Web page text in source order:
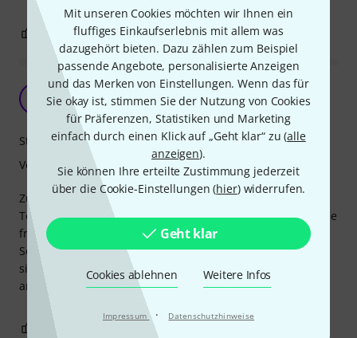
Mit unseren Cookies möchten wir Ihnen ein
fluffiges Einkaufserlebnis mit allem was
dazugehört bieten. Dazu zählen zum Beispiel
passende Angebote, personalisierte Anzeigen
und das Merken von Einstellungen. Wenn das für
Sie okay ist, stimmen Sie der Nutzung von Cookies
für Präferenzen, Statistiken und Marketing
einfach durch einen Klick auf „Geht klar“ zu (alle
anzeigen).
Sie können Ihre erteilte Zustimmung jederzeit
über die Cookie-Einstellungen (hier) widerrufen.
Geht klar
Cookies ablehnen Weitere Infos
Impressum · Datenschutzhinweise
0 BEWERTUNG MELDEN
Perfekter Sitz
Tanja D. 28.07.2012
Zu der 1/2 Violine Stentor 1400 bestellte ich für meine
Tochter diese Schulterstütze. Ich bin selber Musikerin, habe
früher viele Jahre selbst Violine gespielt. So eine
Schulterstütze hätte ich mir damals gewünscht. Ich finde,
sie sitzt perfekt, man kann sie wunderbar individuell
anpassen.
Stabilität
Verarbeitung
BEWERTUNG MELDEN